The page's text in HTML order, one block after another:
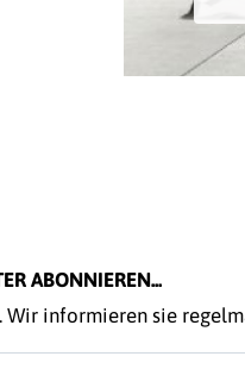
ABONNIEREN...
Wir informieren sie